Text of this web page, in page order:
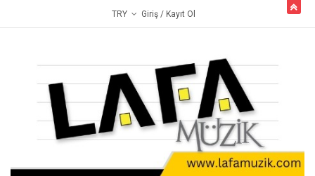
TRY Giriş / Kayıt Ol